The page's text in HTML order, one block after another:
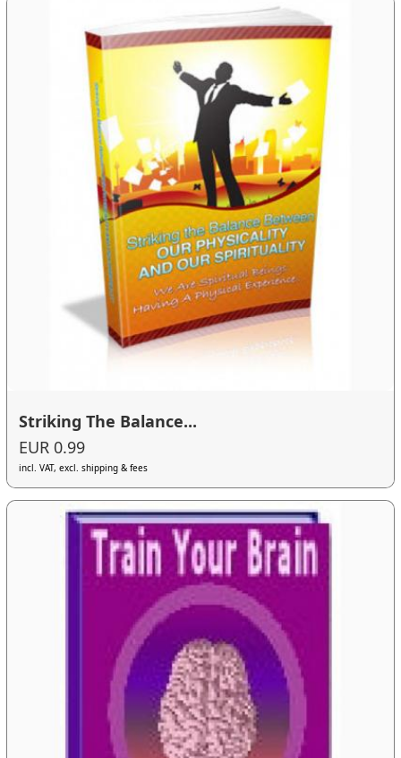
Striking The Balance...
EUR 0.99
incl. VAT, excl. shipping & fees